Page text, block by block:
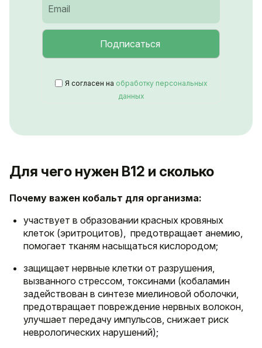
Я согласен на обработку персональных
данных
Для чего нужен B12 и сколько
Почему важен кобальт для организма:
участвует в образовании красных кровяных
клеток (эритроцитов), предотвращает анемию,
помогает тканям насыщаться кислородом;
защищает нервные клетки от разрушения,
вызванного стрессом, токсинами (кобаламин
задействован в синтезе миелиновой оболочки,
предотвращает повреждение нервных волокон,
улучшает передачу импульсов, снижает риск
неврологических нарушений);